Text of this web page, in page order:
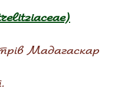
Мадагаскар